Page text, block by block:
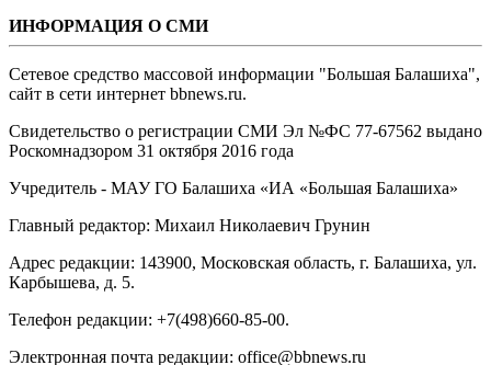
ИНФОРМАЦИЯ О СМИ
Сетевое средство массовой информации "Большая Балашиха",
сайт в сети интернет bbnews.ru.
Свидетельство о регистрации СМИ Эл №ФС ‎77-67562 выдано
Роскомнадзором 31 октября 2016 года
Учредитель - МАУ ГО Балашиха «ИА «Большая Балашиха»
Главный редактор: Михаил Николаевич Грунин
Адрес редакции: 143900, Московская область, г. Балашиха, ул.
Карбышева, д. 5.
Телефон редакции: +7(498)660-85-00.
Электронная почта редакции: office@bbnews.ru